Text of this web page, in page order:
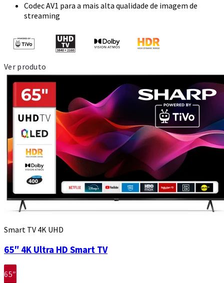
Codec AV1 para a mais alta qualidade de imagem de
streaming
Ver produto
Smart TV 4K UHD
65″ 4K Ultra HD Smart TV
65″